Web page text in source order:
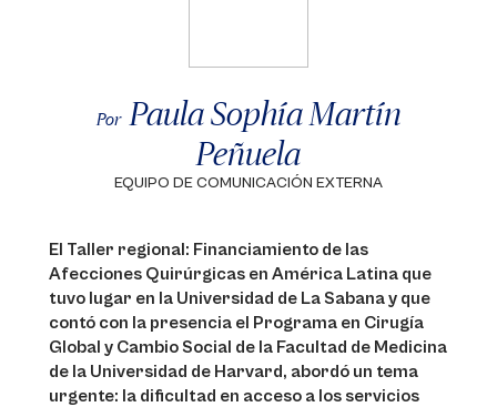
Por Paula Sophía Martín
Peñuela
EQUIPO DE COMUNICACIÓN EXTERNA
El Taller regional: Financiamiento de las
Afecciones Quirúrgicas en América Latina que
tuvo lugar en la Universidad de La Sabana y que
contó con la presencia el Programa en Cirugía
Global y Cambio Social de la Facultad de Medicina
de la Universidad de Harvard, abordó un tema
urgente: la dificultad en acceso a los servicios